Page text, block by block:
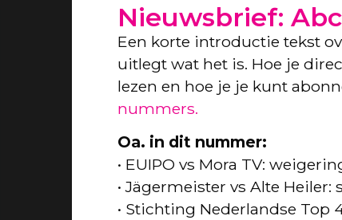
Nieuwsbrief:
Een korte introductie tekst
uitlegt wat het is. Hoe je
lezen en hoe je je kunt
nummers.
Oa. in dit nummer:
• EUIPO vs Mora TV:
• Jägermeister vs Alte
• Stichting Nederlandse Top